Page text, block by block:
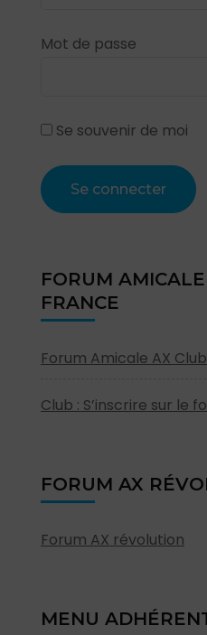
Mot de passe
Se souvenir de moi
FORUM
FRANCE
Forum Amicale AX
Club : S’inscrire sur le
FORUM AX
Forum AX révolution
MENU